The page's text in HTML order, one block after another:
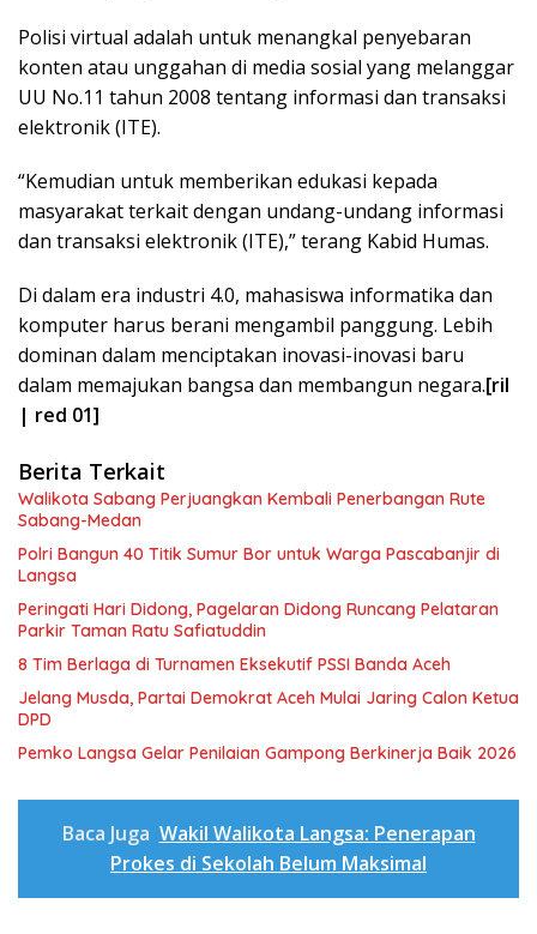
Polisi virtual adalah untuk menangkal penyebaran
konten atau unggahan di media sosial yang melanggar
UU No.11 tahun 2008 tentang informasi dan transaksi
elektronik (ITE).
“Kemudian untuk memberikan edukasi kepada
masyarakat terkait dengan undang-undang informasi
dan transaksi elektronik (ITE),” terang Kabid Humas.
Di dalam era industri 4.0, mahasiswa informatika dan
komputer harus berani mengambil panggung. Lebih
dominan dalam menciptakan inovasi-inovasi baru
dalam memajukan bangsa dan membangun negara.[ril
| red 01]
Berita Terkait
Walikota Sabang Perjuangkan Kembali Penerbangan Rute
Sabang-Medan
Polri Bangun 40 Titik Sumur Bor untuk Warga Pascabanjir di
Langsa
Peringati Hari Didong, Pagelaran Didong Runcang Pelataran
Parkir Taman Ratu Safiatuddin
8 Tim Berlaga di Turnamen Eksekutif PSSI Banda Aceh
Jelang Musda, Partai Demokrat Aceh Mulai Jaring Calon Ketua
DPD
Pemko Langsa Gelar Penilaian Gampong Berkinerja Baik 2026
Baca Juga Wakil Walikota Langsa: Penerapan
Prokes di Sekolah Belum Maksimal